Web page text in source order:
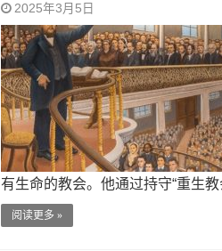
2025年3月5日
有生命的教会。他通过持守“重生
阅读更多 »